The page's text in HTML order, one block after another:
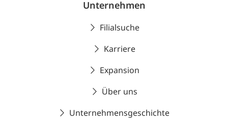
Unternehmen
Filialsuche
Karriere
Expansion
Über uns
Unternehmensgeschichte